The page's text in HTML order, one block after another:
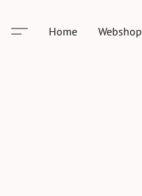
Home Webshop